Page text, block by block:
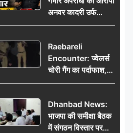
संस्कार कर दीजिए हम
नहीं आ पाएंगे
अनवर कादरी उर्फ
‘डकैत’ गिरफ्तार, इंदौर
Raebareli
Encounter: ज्वेलर्स
चोरी गैंग का पर्दाफाश,
पुलिस मुठभेड़ में दो
किलो चांदी बरामद
Dhanbad News:
भाजपा की समीक्षा बैठक
में संगठन विस्तार पर